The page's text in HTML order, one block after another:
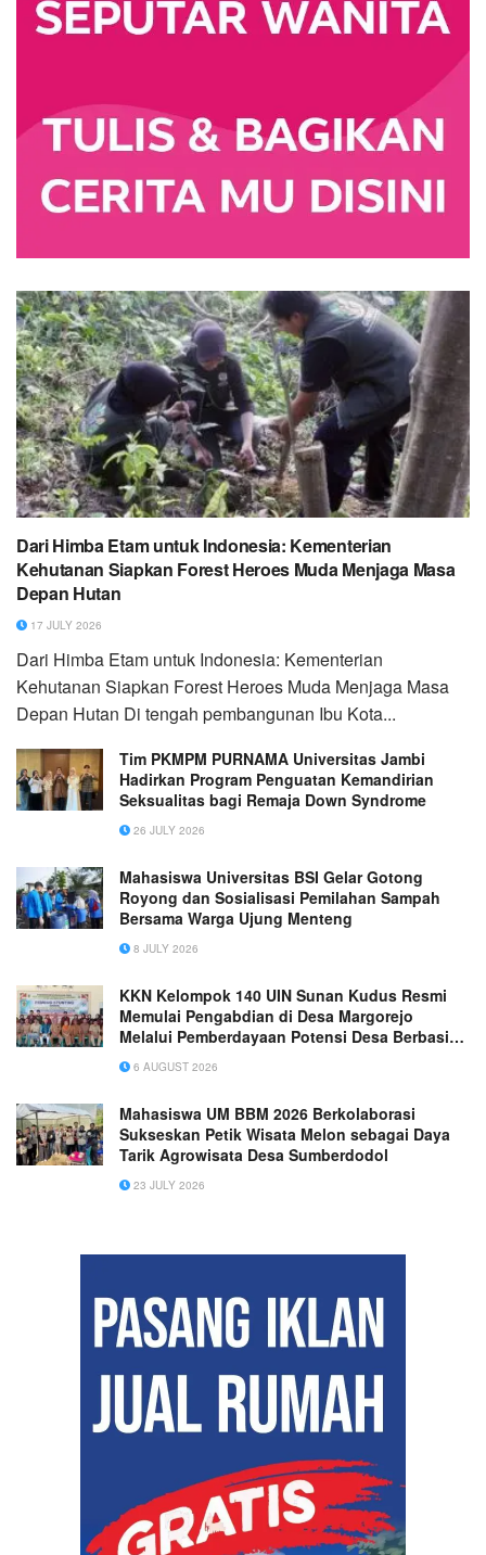
Dari Himba Etam untuk Indonesia: Kementerian
Kehutanan Siapkan Forest Heroes Muda Menjaga Masa
Depan Hutan
17 JULY 2026
Dari Himba Etam untuk Indonesia: Kementerian
Kehutanan Siapkan Forest Heroes Muda Menjaga Masa
Depan Hutan Di tengah pembangunan Ibu Kota...
Tim PKMPM PURNAMA Universitas Jambi
Hadirkan Program Penguatan Kemandirian
Seksualitas bagi Remaja Down Syndrome
26 JULY 2026
Mahasiswa Universitas BSI Gelar Gotong
Royong dan Sosialisasi Pemilahan Sampah
Bersama Warga Ujung Menteng
8 JULY 2026
KKN Kelompok 140 UIN Sunan Kudus Resmi
Memulai Pengabdian di Desa Margorejo
Melalui Pemberdayaan Potensi Desa Berbasis
Ekoteologi
6 AUGUST 2026
Mahasiswa UM BBM 2026 Berkolaborasi
Sukseskan Petik Wisata Melon sebagai Daya
Tarik Agrowisata Desa Sumberdodol
23 JULY 2026